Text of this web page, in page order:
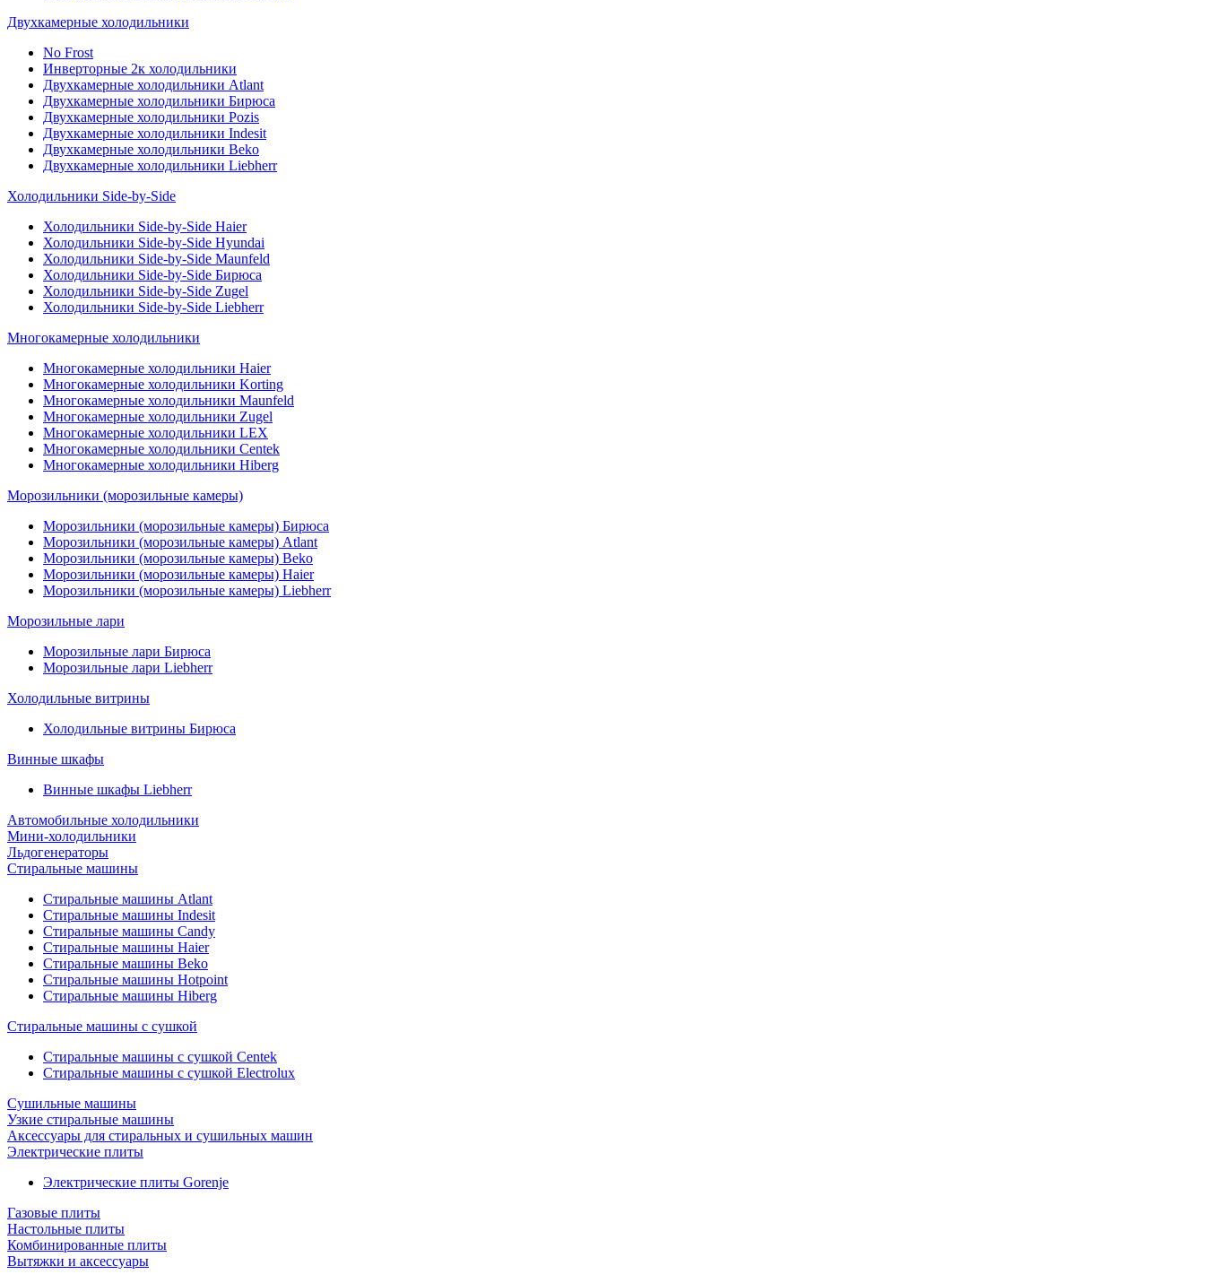
Двухкамерные холодильники
No Frost
Инверторные 2к холодильники
Двухкамерные холодильники Atlant
Двухкамерные холодильники Бирюса
Двухкамерные холодильники Pozis
Двухкамерные холодильники Indesit
Двухкамерные холодильники Beko
Двухкамерные холодильники Liebherr
Холодильники Side-by-Side
Холодильники Side-by-Side Haier
Холодильники Side-by-Side Hyundai
Холодильники Side-by-Side Maunfeld
Холодильники Side-by-Side Бирюса
Холодильники Side-by-Side Zugel
Холодильники Side-by-Side Liebherr
Многокамерные холодильники
Многокамерные холодильники Haier
Многокамерные холодильники Korting
Многокамерные холодильники Maunfeld
Многокамерные холодильники Zugel
Многокамерные холодильники LEX
Многокамерные холодильники Centek
Многокамерные холодильники Hiberg
Морозильники (морозильные камеры)
Морозильники (морозильные камеры) Бирюса
Морозильники (морозильные камеры) Atlant
Морозильники (морозильные камеры) Beko
Морозильники (морозильные камеры) Haier
Морозильники (морозильные камеры) Liebherr
Морозильные лари
Морозильные лари Бирюса
Морозильные лари Liebherr
Холодильные витрины
Холодильные витрины Бирюса
Винные шкафы
Винные шкафы Liebherr
Автомобильные холодильники
Мини-холодильники
Льдогенераторы
Стиральные машины
Стиральные машины Atlant
Стиральные машины Indesit
Стиральные машины Candy
Стиральные машины Haier
Стиральные машины Beko
Стиральные машины Hotpoint
Стиральные машины Hiberg
Стиральные машины с сушкой
Стиральные машины с сушкой Centek
Стиральные машины с сушкой Electrolux
Сушильные машины
Узкие стиральные машины
Аксессуары для стиральных и сушильных машин
Электрические плиты
Электрические плиты Gorenje
Газовые плиты
Настольные плиты
Комбинированные плиты
Вытяжки и аксессуары